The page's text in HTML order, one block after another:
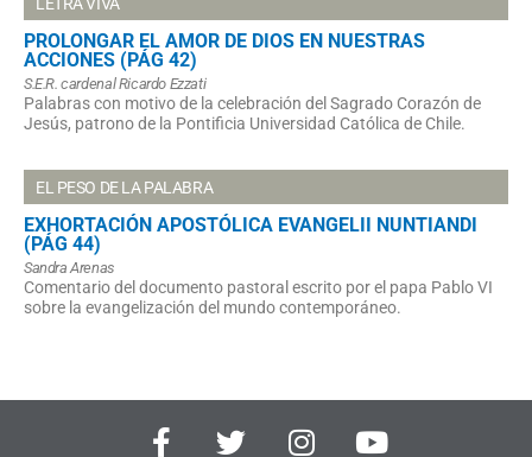
PROLONGAR EL AMOR DE DIOS EN NUESTRAS
ACCIONES (PÁG 42)
S.E.R. cardenal Ricardo Ezzati
Palabras con motivo de la celebración del Sagrado Corazón de
Jesús, patrono de la Pontificia Universidad Católica de Chile.
EL PESO DE LA PALABRA
EXHORTACIÓN APOSTÓLICA EVANGELII NUNTIANDI
(PÁG 44)
Sandra Arenas
Comentario del documento pastoral escrito por el papa Pablo VI
sobre la evangelización del mundo contemporáneo.
F
T
I
Y